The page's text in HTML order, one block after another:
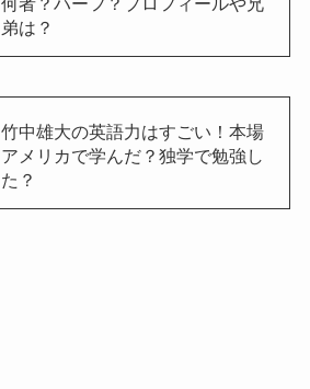
弟は？
竹中雄大の英語力はすごい！本場
アメリカで学んだ？独学で勉強し
た？